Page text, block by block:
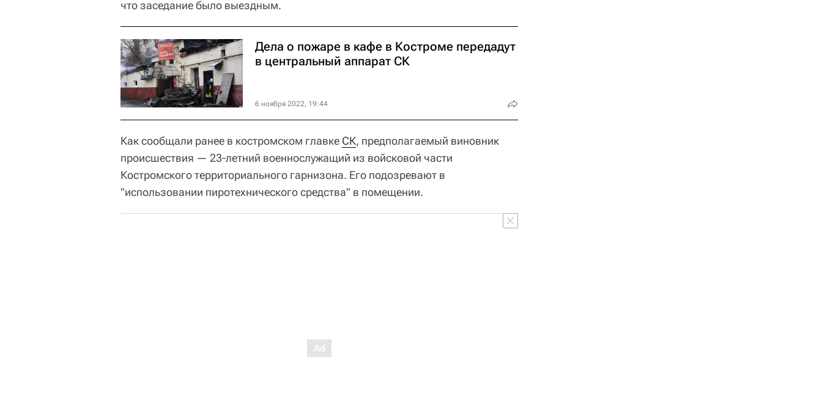
что заседание было выездным.
Дела о пожаре в кафе в Костроме передадут
в центральный аппарат СК
6 ноября 2022, 19:44
Как сообщали ранее в костромском главке СК, предполагаемый виновник
происшествия — 23-летний военнослужащий из войсковой части
Костромского территориального гарнизона. Его подозревают в
"использовании пиротехнического средства" в помещении.